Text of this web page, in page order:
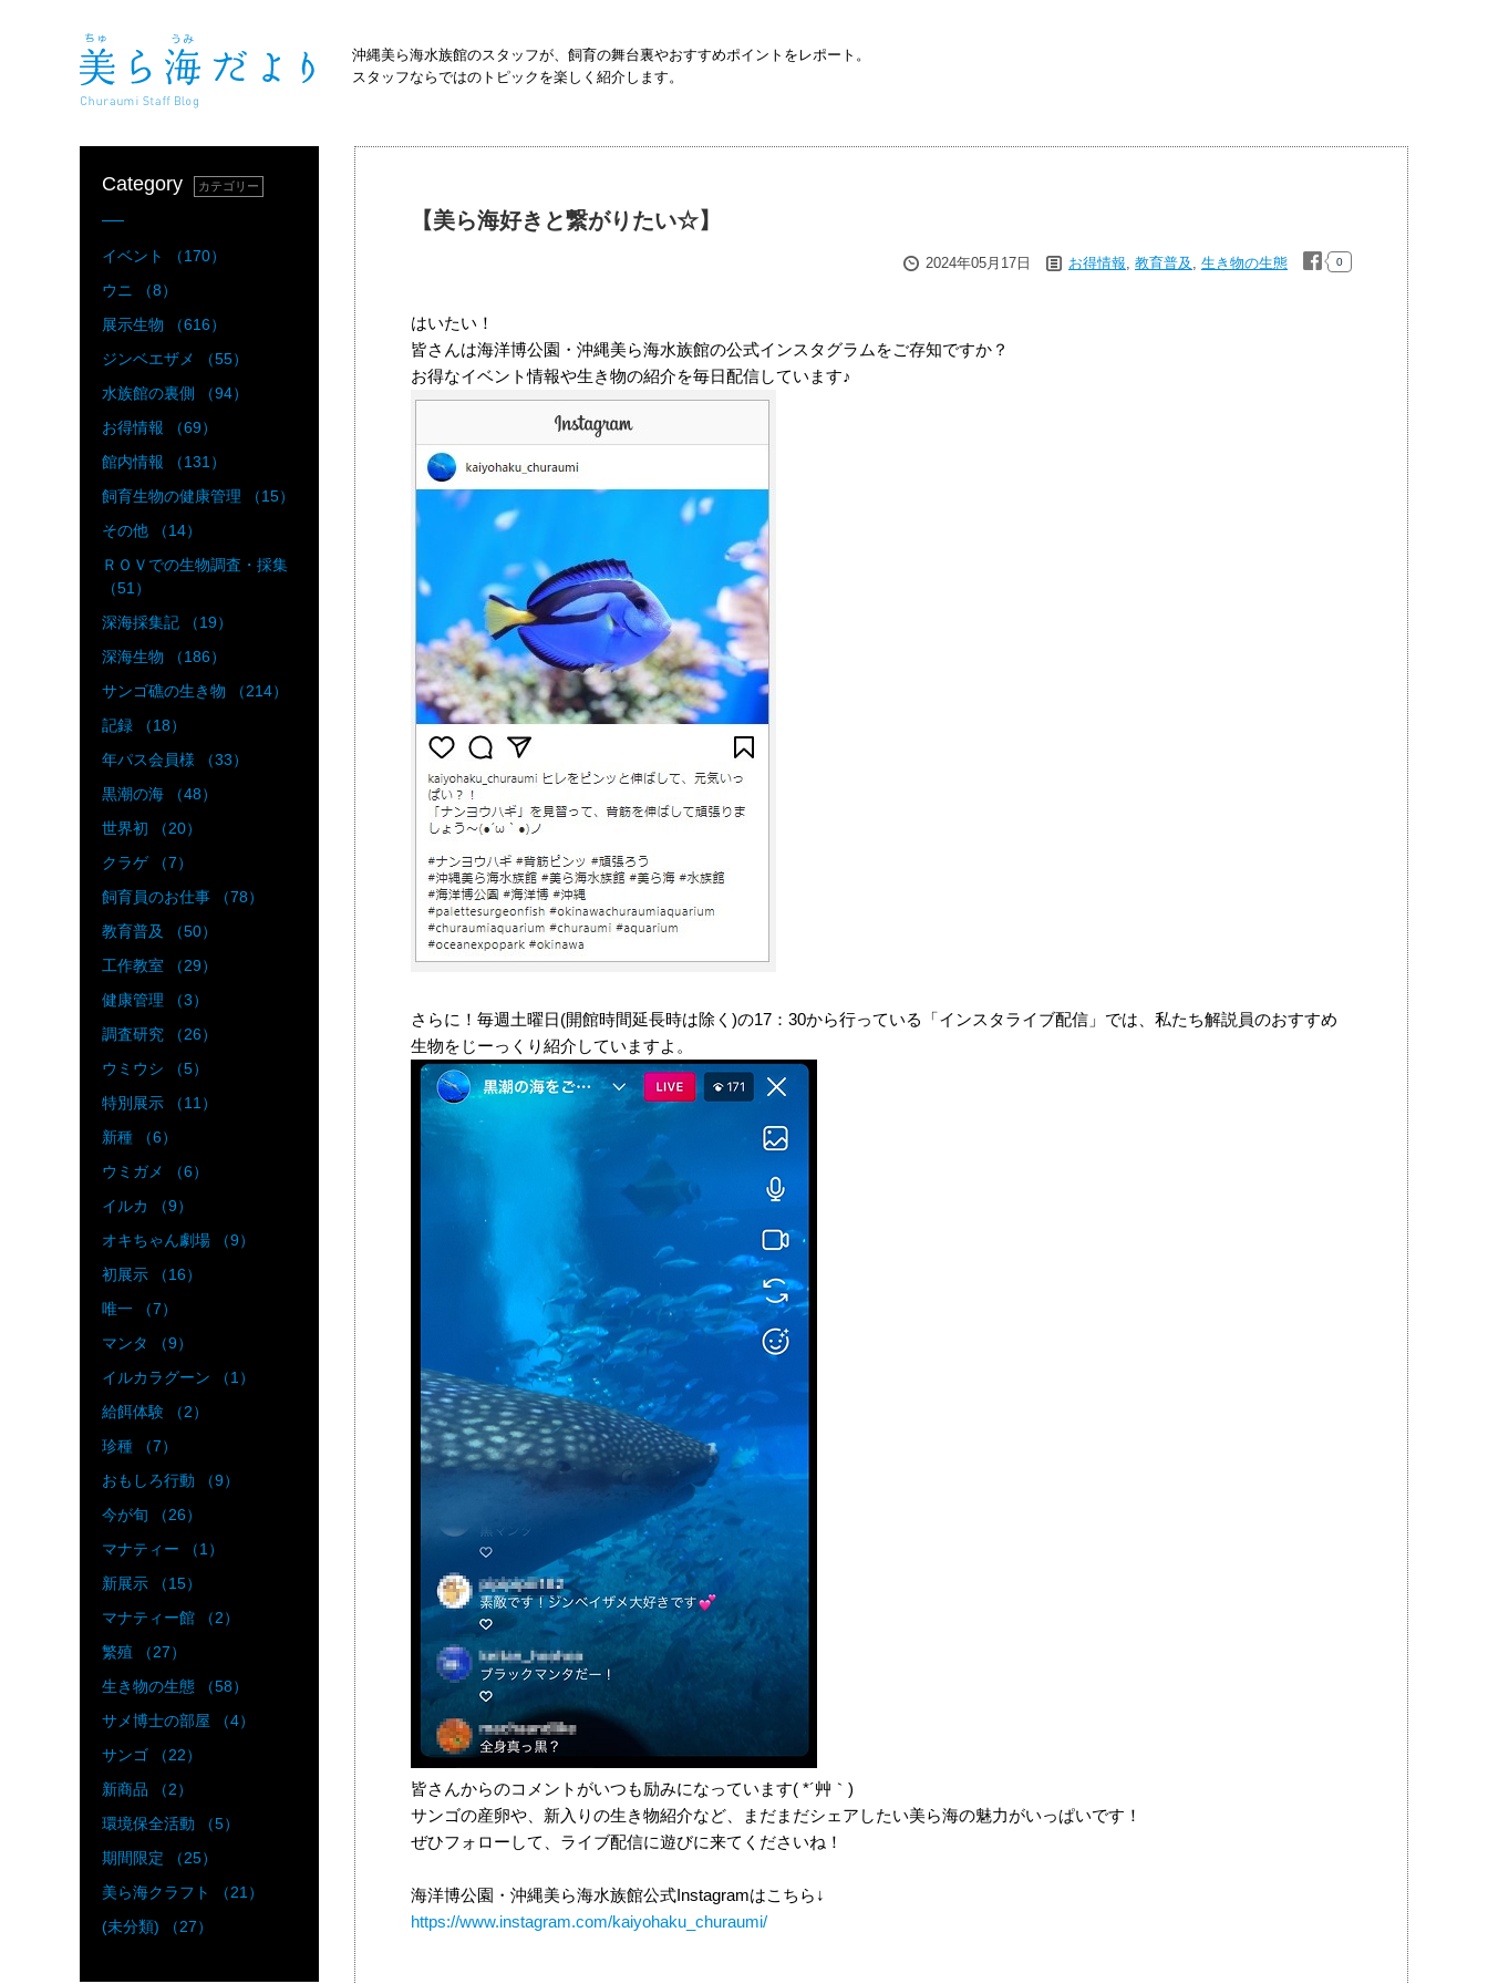
沖縄美ら海水族館のスタッフが、飼育の舞台裏やおすすめポイントをレポート。
スタッフならではのトピックを楽しく紹介します。
【美ら海好きと繋がりたい☆】
2024年05月17日 お得情報, 教育普及 , 生き物の生態 0
はいたい！
皆さんは海洋博公園・沖縄美ら海水族館の公式インスタグラムをご存知ですか？
お得なイベント情報や生き物の紹介を毎日配信しています♪
さらに！毎週土曜日(開館時間延長時は除く)の17：30から行っている「インスタライブ配信」では、私たち解説員のおすすめ
生物をじーっくり紹介していますよ。
皆さんからのコメントがいつも励みになっています( *´艸｀)
サンゴの産卵や、新入りの生き物紹介など、まだまだシェアしたい美ら海の魅力がいっぱいです！
ぜひフォローして、ライブ配信に遊びに来てくださいね！
海洋博公園・沖縄美ら海水族館公式Instagramはこちら↓
https://www.instagram.com/kaiyohaku_churaumi/
Category カテゴリー
イベント （170）
ウニ （8）
展示生物 （616）
ジンベエザメ （55）
水族館の裏側 （94）
お得情報 （69）
館内情報 （131）
飼育生物の健康管理 （15）
その他 （14）
ＲＯＶでの生物調査・採集
（51）
深海採集記 （19）
深海生物 （186）
サンゴ礁の生き物 （214）
記録 （18）
年パス会員様 （33）
黒潮の海 （48）
世界初 （20）
クラゲ （7）
飼育員のお仕事 （78）
教育普及 （50）
工作教室 （29）
健康管理 （3）
調査研究 （26）
ウミウシ （5）
特別展示 （11）
新種 （6）
ウミガメ （6）
イルカ （9）
オキちゃん劇場 （9）
初展示 （16）
唯一 （7）
マンタ （9）
イルカラグーン （1）
給餌体験 （2）
珍種 （7）
おもしろ行動 （9）
今が旬 （26）
マナティー （1）
新展示 （15）
マナティー館 （2）
繁殖 （27）
生き物の生態 （58）
サメ博士の部屋 （4）
サンゴ （22）
新商品 （2）
環境保全活動 （5）
期間限定 （25）
美ら海クラフト （21）
(未分類) （27）